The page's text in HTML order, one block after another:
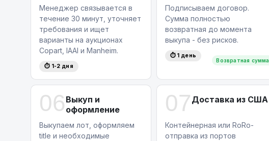
Менеджер связывается в
течение 30 минут, уточняет
требования и ищет
варианты на аукционах
Copart, IAAI и Manheim.
⏱ 1-2 дня
Возвратная сумма
Подписываем договор.
Сумма полностью
возвратная до момента
выкупа - без рисков.
⏱ 1 день
06 Выкуп и
оформление
Выкупаем лот, оформляем
title и необходимые
07 Доставка из США
Контейнерная или RoRo-
отправка из портов